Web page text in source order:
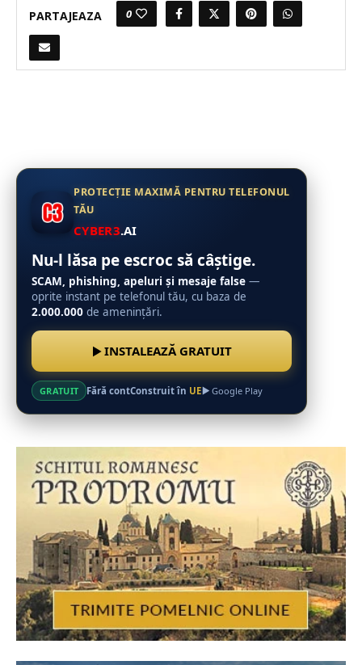
PARTAJEAZA 0
PROTECȚIE MAXIMĂ PENTRU TELEFONUL
TĂU
CYBER3.AI
Nu-l lăsa pe escroc să câștige.
SCAM, phishing, apeluri și mesaje false —
oprite instant pe telefonul tău, cu baza de
2.000.000 de amenințări.
INSTALEAZĂ GRATUIT
GRATUIT Fără contConstruit în UE Google Play